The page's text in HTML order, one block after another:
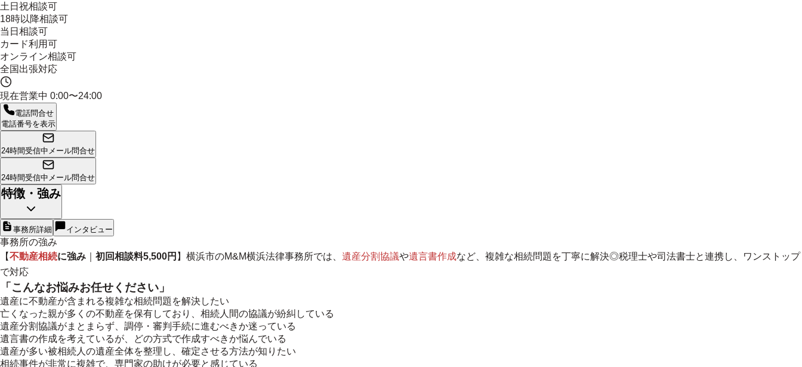
土日祝相談可
18時以降相談可
当日相談可
カード利用可
オンライン相談可
全国出張対応
現在営業中 0:00〜24:00
電話問合せ
電話番号を表示
24時間受信中 メール問合せ
24時間受信中 メール問合せ
特徴・強み
事務所詳細 インタビュー
事務所の強み
【不動産相続に強み 初回相談料5,500円 】横浜市のM&M横浜法律事務所では、 遺産分割協議や遺言書作成など、複雑な相続問題を丁寧に解決◎税理士や司法書士と連携し、
ワンストップ
で対応
「こんなお悩みお任せください」
遺産に不動産が含まれる複雑な相続問題を解決したい
亡くなった親が多くの不動産を保有しており、相続人間の協議が紛糾している
遺産分割協議がまとまらず、調停・審判手続に進むべきか迷っている
遺言書の作成を考えているが、どの方式で作成すべきか悩んでいる
遺産が多い被相続人の遺産全体を整理し、確定させる方法が知りたい
相続事件が非常に複雑で、専門家の助けが必要と感じている